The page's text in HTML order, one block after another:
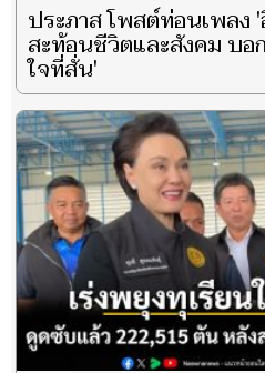
ประภาส โพสต์ท่อนเพลง
สะท้อนชีวิตและสังคม บ
ใจที่สั่น'